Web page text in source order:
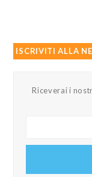
ISCRIVITI ALLA
Riceverai i